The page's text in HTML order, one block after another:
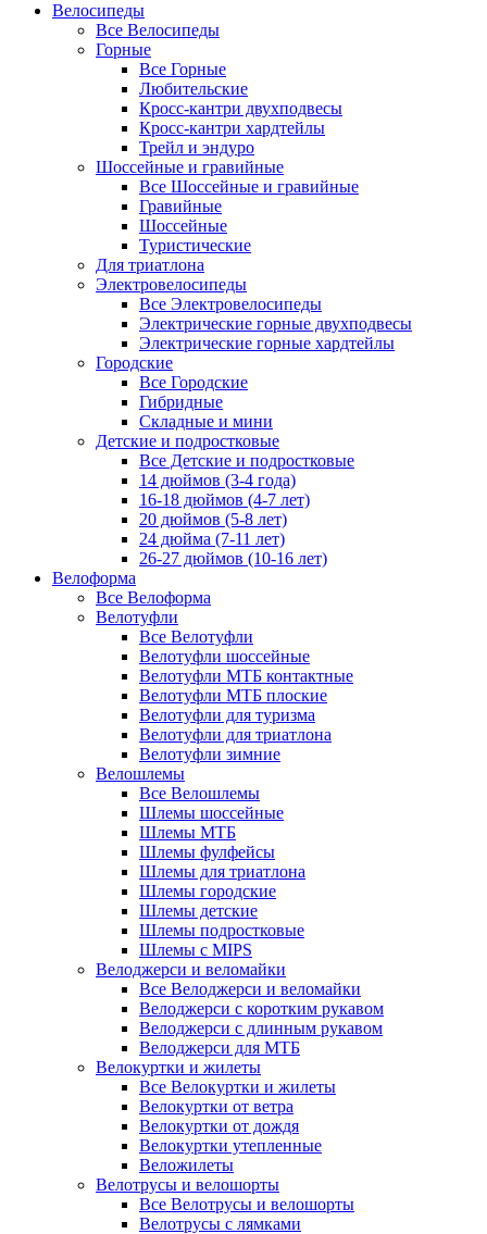
Велосипеды
Все Велосипеды
Горные
Все Горные
Любительские
Кросс-кантри двухподвесы
Кросс-кантри хардтейлы
Трейл и эндуро
Шоссейные и гравийные
Все Шоссейные и гравийные
Гравийные
Шоссейные
Туристические
Для триатлона
Электровелосипеды
Все Электровелосипеды
Электрические горные двухподвесы
Электрические горные хардтейлы
Городские
Все Городские
Гибридные
Складные и мини
Детские и подростковые
Все Детские и подростковые
14 дюймов (3-4 года)
16-18 дюймов (4-7 лет)
20 дюймов (5-8 лет)
24 дюйма (7-11 лет)
26-27 дюймов (10-16 лет)
Велоформа
Все Велоформа
Велотуфли
Все Велотуфли
Велотуфли шоссейные
Велотуфли МТБ контактные
Велотуфли МТБ плоские
Велотуфли для туризма
Велотуфли для триатлона
Велотуфли зимние
Велошлемы
Все Велошлемы
Шлемы шоссейные
Шлемы МТБ
Шлемы фулфейсы
Шлемы для триатлона
Шлемы городские
Шлемы детские
Шлемы подростковые
Шлемы с MIPS
Велоджерси и веломайки
Все Велоджерси и веломайки
Велоджерси с коротким рукавом
Велоджерси с длинным рукавом
Велоджерси для МТБ
Велокуртки и жилеты
Все Велокуртки и жилеты
Велокуртки от ветра
Велокуртки от дождя
Велокуртки утепленные
Веложилеты
Велотрусы и велошорты
Все Велотрусы и велошорты
Велотрусы с лямками